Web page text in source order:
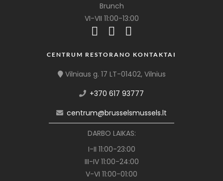
Brunch
VI-VII 11:00-13:00
CENTRUM RESTORANO KONTAKTAI
Vilniaus g. 17 LT-01402, Vilnius
+370 617 93777
centrum@brusselsmussels.lt
DARBO LAIKAS:
I-II 11:00-23:00
III-IV 11:00-24:00
V-VI 11:00-01:00